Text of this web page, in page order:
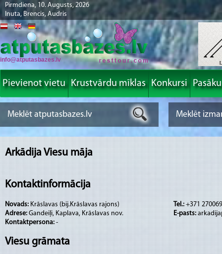
Pirmdiena, 10. Augusts, 2026
Inuta, Brencis, Audris
info@atputasbazes.lv
Pievienot vietu Krustvārdu mīklas Konkursi
Arkādija Viesu māja
Kontaktinformācija
Novads: Krāslavas (bij.Krāslavas rajons)
Adrese: Gandeiļi, Kaplava, Krāslavas nov.
Kontaktpersona: -
Tel.: +371
E-pasts:
Viesu grāmata